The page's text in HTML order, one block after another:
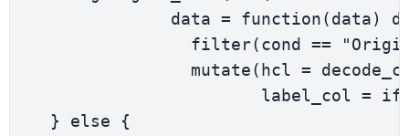
              data
= function(data)
                filter
(cond ==
                mutate
( hcl =
                       label_col
=
}
else
{